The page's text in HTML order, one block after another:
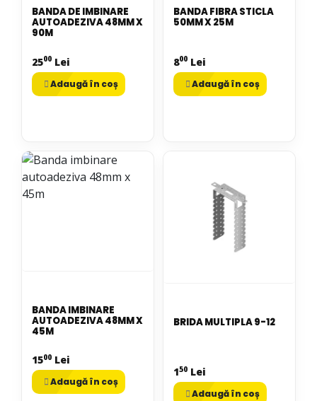
BANDA DE IMBINARE
AUTOADEZIVA 48MM X
90M
2500 Lei
Adaugă în coș
BANDA FIBRA STICLA
50MM X 25M
800 Lei
Adaugă în coș
BANDA IMBINARE
AUTOADEZIVA 48MM X
45M
1500 Lei
Adaugă în coș
BRIDA MULTIPLA 9-12
150 Lei
Adaugă în coș